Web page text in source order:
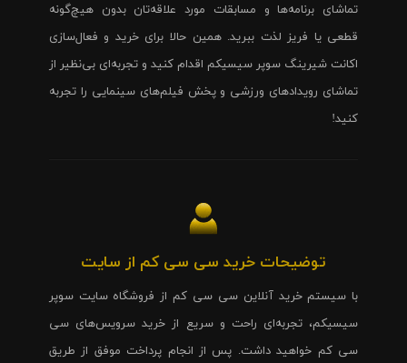
تماشای برنامه‌ها و مسابقات مورد علاقه‌تان بدون هیچ‌گونه
قطعی یا فریز لذت ببرید. همین حالا برای خرید و فعال‌سازی
اکانت شیرینگ سوپر سیسیکم اقدام کنید و تجربه‌ای بی‌نظیر از
تماشای رویدادهای ورزشی و پخش فیلم‌های سینمایی را تجربه
کنید!
توضیحات خرید سی سی کم از سایت
با سیستم خرید آنلاین سی سی کم از فروشگاه سایت سوپر
سیسیکم، تجربه‌ای راحت و سریع از خرید سرویس‌های سی
سی کم خواهید داشت. پس از انجام پرداخت موفق از طریق